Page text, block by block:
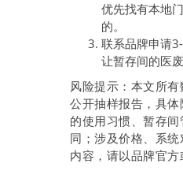
优先找有本地
的。
联系品牌申请
让暂存间的医
风险提示：本文所
公开抽样报告，具
的使用习惯、暂存
同；涉及价格、系
内容，请以品牌官方